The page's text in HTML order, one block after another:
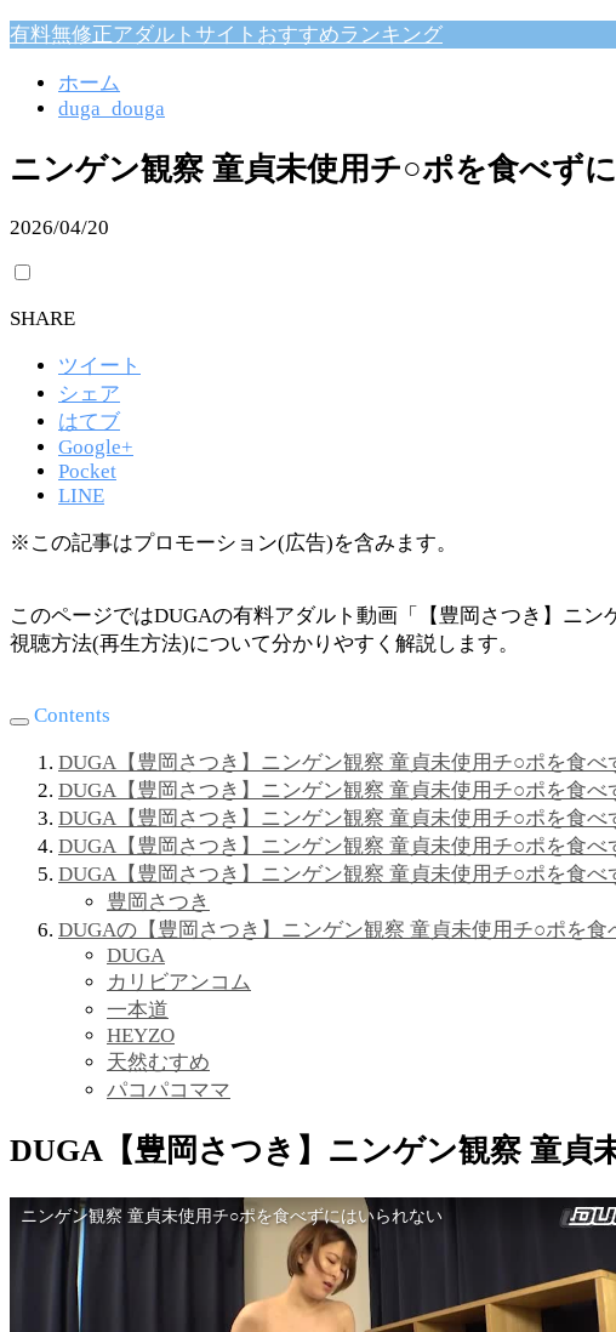
有料無修正アダルトサイトおすすめランキング
ホーム
duga_douga
ニンゲン観察 童貞未使用チ○ポを食べず
2026/04/20
SHARE
ツイート
シェア
はてブ
Google+
Pocket
LINE
※この記事はプロモーション(広告)を含みます。
このページではDUGAの有料アダルト動画「【豊岡さつき】ニ
視聴方法(再生方法)について分かりやすく解説します。
Contents
DUGA【豊岡さつき】ニンゲン観察 童貞未使用チ○ポを食
DUGA【豊岡さつき】ニンゲン観察 童貞未使用チ○ポを食
DUGA【豊岡さつき】ニンゲン観察 童貞未使用チ○ポを食
DUGA【豊岡さつき】ニンゲン観察 童貞未使用チ○ポを食
DUGA【豊岡さつき】ニンゲン観察 童貞未使用チ○ポを食
豊岡さつき
DUGAの【豊岡さつき】ニンゲン観察 童貞未使用チ○ポを
DUGA
カリビアンコム
一本道
HEYZO
天然むすめ
パコパコママ
DUGA【豊岡さつき】ニンゲン観察 童